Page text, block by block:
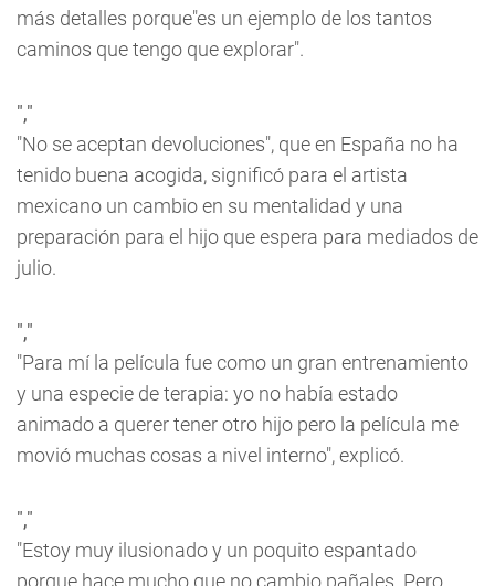
más detalles porque"es un ejemplo de los tantos
caminos que tengo que explorar".
","
"No se aceptan devoluciones", que en España no ha
tenido buena acogida, significó para el artista
mexicano un cambio en su mentalidad y una
preparación para el hijo que espera para mediados de
julio.
","
"Para mí la película fue como un gran entrenamiento
y una especie de terapia: yo no había estado
animado a querer tener otro hijo pero la película me
movió muchas cosas a nivel interno", explicó.
","
"Estoy muy ilusionado y un poquito espantado
porque hace mucho que no cambio pañales. Pero